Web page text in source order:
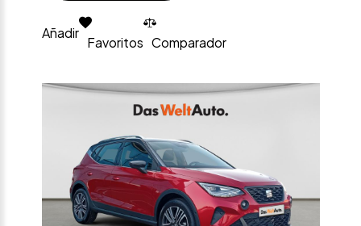
Añadir
Favoritos Comparador